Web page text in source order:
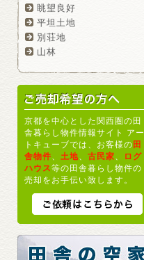
眺望良好
平坦土地
別荘地
山林
京都を中心とした関西圏の田
舎暮らし物件情報サイト アー
トキューブでは、お客様の田
舎物件
土地 古民家
ログ
ハウス等の田舎暮らし物件の
売却をお手伝い致します。